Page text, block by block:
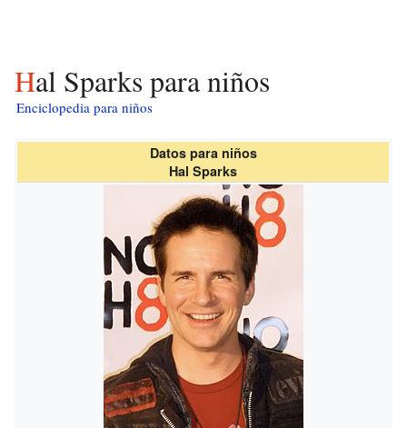
Hal Sparks para niños
Enciclopedia para niños
Datos para niños
Hal Sparks